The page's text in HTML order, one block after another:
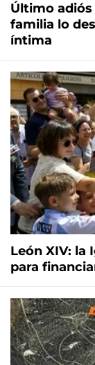
Último adiós
familia lo
íntima
León XIV: la
para